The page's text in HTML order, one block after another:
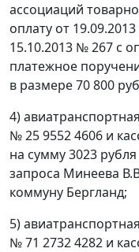
ассоциаций
оплату от
15.10.2013 № 267 с
платежное
в размере 70 800
4)
№ 25 9552 4606 и
на сумму 3023
запроса Минеева
коммуну Бергланд;
5)
№ 71 2732 4282 и